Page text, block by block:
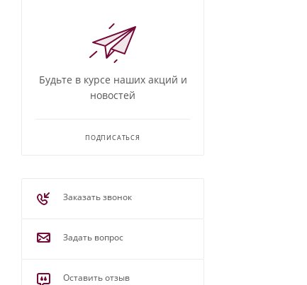
Будьте в курсе наших акций и
новостей
ПОДПИСАТЬСЯ
Заказать звонок
Задать вопрос
Оставить отзыв